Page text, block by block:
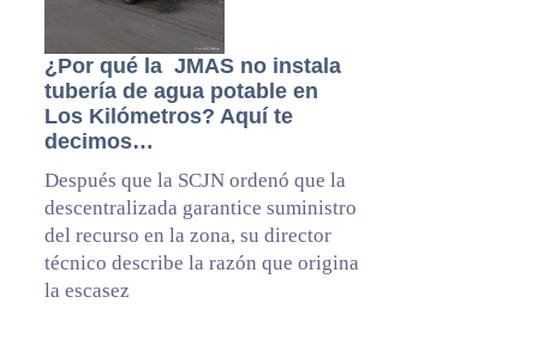
¿Por qué la JMAS no instala
tubería de agua potable en
Los Kilómetros? Aquí te
decimos…
Después que la SCJN ordenó que la
descentralizada garantice suministro
del recurso en la zona, su director
técnico describe la razón que origina
la escasez